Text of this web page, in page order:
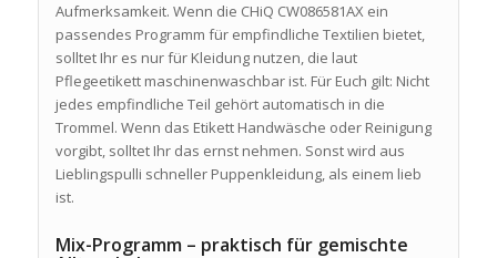
Aufmerksamkeit. Wenn die CHiQ CW086581AX ein
passendes Programm für empfindliche Textilien bietet,
solltet Ihr es nur für Kleidung nutzen, die laut
Pflegeetikett maschinenwaschbar ist. Für Euch gilt: Nicht
jedes empfindliche Teil gehört automatisch in die
Trommel. Wenn das Etikett Handwäsche oder Reinigung
vorgibt, solltet Ihr das ernst nehmen. Sonst wird aus
Lieblingspulli schneller Puppenkleidung, als einem lieb
ist.
Mix-Programm – praktisch für gemischte